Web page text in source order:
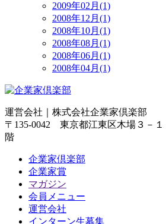
2009年02月(1)
2008年12月(1)
2008年10月(1)
2008年08月(1)
2008年06月(1)
2008年04月(1)
運営会社｜ 株式会社企業家倶楽部
〒135-0042 東京都江東区木場３－
階
企業家倶楽部
企業家賞
マガジン
会員メニュー
運営会社
インターン生募集